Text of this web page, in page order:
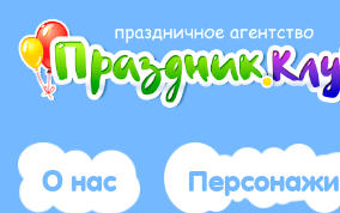
О нас Персонажи